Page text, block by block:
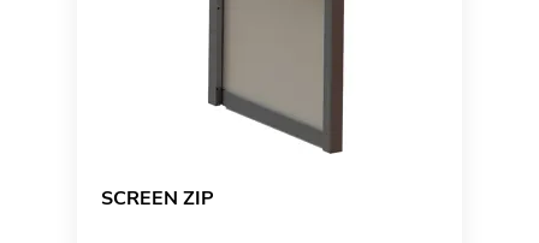
SCREEN ZIP